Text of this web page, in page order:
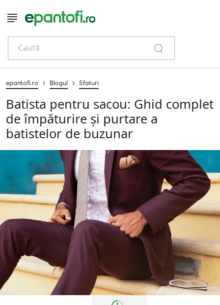
Caută
epantofi.ro › Blogul › Sfaturi
Batista pentru sacou: Ghid complet
de împăturire și purtare a
batistelor de buzunar
Sfaturi